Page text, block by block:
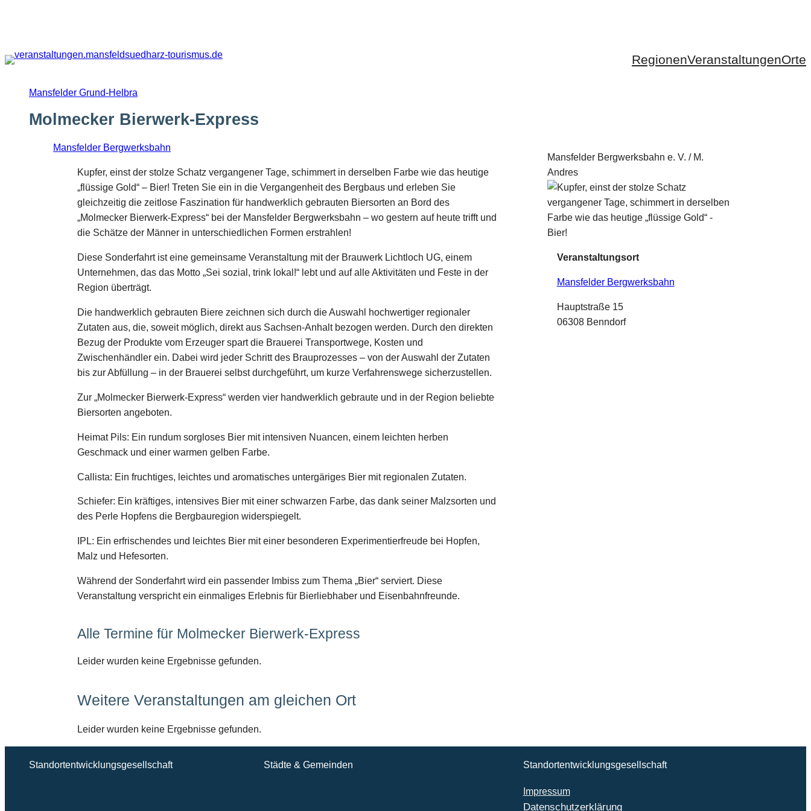
RegionenVeranstaltungenOrte
Mansfelder Grund-Helbra
Molmecker Bierwerk-Express
Mansfelder Bergwerksbahn
Kupfer, einst der stolze Schatz vergangener Tage, schimmert in derselben Farbe wie das heutige
„flüssige Gold“ – Bier! Treten Sie ein in die Vergangenheit des Bergbaus und erleben Sie
gleichzeitig die zeitlose Faszination für handwerklich gebrauten Biersorten an Bord des
„Molmecker Bierwerk-Express“ bei der Mansfelder Bergwerksbahn – wo gestern auf heute trifft und
die Schätze der Männer in unterschiedlichen Formen erstrahlen!
Diese Sonderfahrt ist eine gemeinsame Veranstaltung mit der Brauwerk Lichtloch UG, einem
Unternehmen, das das Motto „Sei sozial, trink lokal!“ lebt und auf alle Aktivitäten und Feste in der
Region überträgt.
Die handwerklich gebrauten Biere zeichnen sich durch die Auswahl hochwertiger regionaler
Zutaten aus, die, soweit möglich, direkt aus Sachsen-Anhalt bezogen werden. Durch den direkten
Bezug der Produkte vom Erzeuger spart die Brauerei Transportwege, Kosten und
Zwischenhändler ein. Dabei wird jeder Schritt des Brauprozesses – von der Auswahl der Zutaten
bis zur Abfüllung – in der Brauerei selbst durchgeführt, um kurze Verfahrenswege sicherzustellen.
Zur „Molmecker Bierwerk-Express“ werden vier handwerklich gebraute und in der Region beliebte
Biersorten angeboten.
Heimat Pils: Ein rundum sorgloses Bier mit intensiven Nuancen, einem leichten herben
Geschmack und einer warmen gelben Farbe.
Callista: Ein fruchtiges, leichtes und aromatisches untergäriges Bier mit regionalen Zutaten.
Schiefer: Ein kräftiges, intensives Bier mit einer schwarzen Farbe, das dank seiner Malzsorten und
des Perle Hopfens die Bergbauregion widerspiegelt.
IPL: Ein erfrischendes und leichtes Bier mit einer besonderen Experimentierfreude bei Hopfen,
Malz und Hefesorten.
Während der Sonderfahrt wird ein passender Imbiss zum Thema „Bier“ serviert. Diese
Veranstaltung verspricht ein einmaliges Erlebnis für Bierliebhaber und Eisenbahnfreunde.
Alle Termine für Molmecker Bierwerk-Express
Leider wurden keine Ergebnisse gefunden.
Mansfelder Bergwerksbahn e. V. / M.
Andres
Veranstaltungsort
Mansfelder Bergwerksbahn
Hauptstraße 15
06308 Benndorf
Weitere Veranstaltungen am gleichen Ort
Leider wurden keine Ergebnisse gefunden.
Standortentwicklungsgesellschaft Städte & Gemeinden Standortentwicklungsgesellschaft
Impressum
Datenschutzerklärung